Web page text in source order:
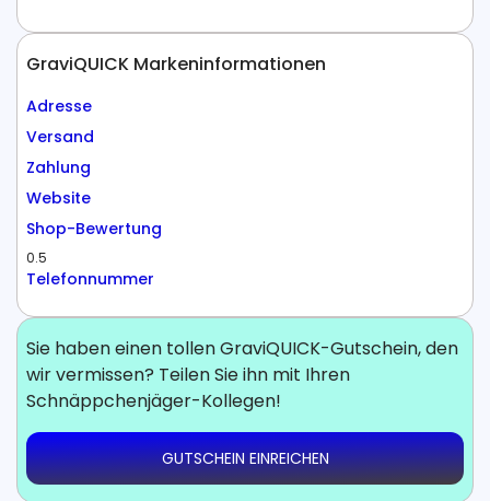
GraviQUICK Markeninformationen
Adresse
Versand
Zahlung
Website
Shop-Bewertung
0.5
Telefonnummer
Sie haben einen tollen GraviQUICK-Gutschein, den
wir vermissen? Teilen Sie ihn mit Ihren
Schnäppchenjäger-Kollegen!
GUTSCHEIN EINREICHEN